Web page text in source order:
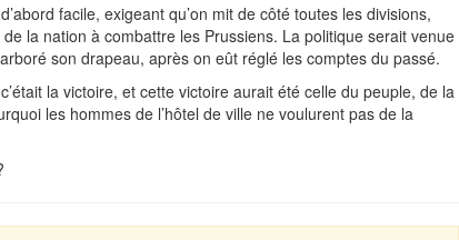
facile, exigeant qu’on mit de côté toutes les divisions,
la nation à combattre les Prussiens. La politique serait venue
son drapeau, après on eût réglé les comptes du passé.
la victoire, et cette victoire aurait été celle du peuple, de la
les hommes de l’hôtel de ville ne voulurent pas de la